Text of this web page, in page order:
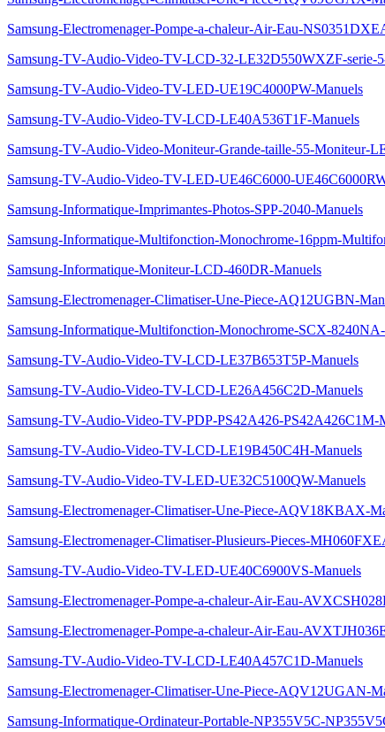
Samsung-Electromenager-Pompe-a-chaleur-Air-Eau-
Samsung-TV-Audio-Video-TV-LCD-32-LE32D550WXZF-
Samsung-TV-Audio-Video-TV-LED-UE19C4000PW-Manuels
Samsung-TV-Audio-Video-TV-LCD-LE40A536T1F-Manuels
Samsung-TV-Audio-Video-Moniteur-Grande-taille-55-Moniteur-
Samsung-TV-Audio-Video-TV-LED-UE46C6000-
Samsung-Informatique-Imprimantes-Photos-SPP-2040-Manuels
Samsung-Informatique-Multifonction-Monochrome-16ppm-
Samsung-Informatique-Moniteur-LCD-460DR-Manuels
Samsung-Electromenager-Climatiser-Une-Piece-AQ12UGBN-
Samsung-Informatique-Multifonction-Monochrome-SCX-
Samsung-TV-Audio-Video-TV-LCD-LE37B653T5P-Manuels
Samsung-TV-Audio-Video-TV-LCD-LE26A456C2D-Manuels
Samsung-TV-Audio-Video-TV-PDP-PS42A426-PS42A426C1M-
Samsung-TV-Audio-Video-TV-LCD-LE19B450C4H-Manuels
Samsung-TV-Audio-Video-TV-LED-UE32C5100QW-Manuels
Samsung-Electromenager-Climatiser-Une-Piece-AQV18KBAX-
Samsung-Electromenager-Climatiser-Plusieurs-Pieces-
Samsung-TV-Audio-Video-TV-LED-UE40C6900VS-Manuels
Samsung-Electromenager-Pompe-a-chaleur-Air-Eau-
Samsung-Electromenager-Pompe-a-chaleur-Air-Eau-
Samsung-TV-Audio-Video-TV-LCD-LE40A457C1D-Manuels
Samsung-Electromenager-Climatiser-Une-Piece-AQV12UGAN-
Samsung-Informatique-Ordinateur-Portable-NP355V5C-